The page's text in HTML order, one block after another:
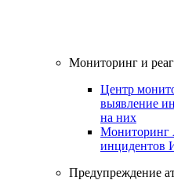
Мониторинг и
Центр
выявление
на них
инцидентов
Предупреждение